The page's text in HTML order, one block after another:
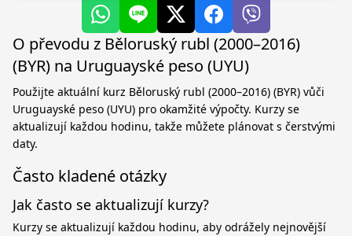
O převodu z Běloruský rubl (2000–2016)
(BYR) na Uruguayské peso (UYU)
Použijte aktuální kurz Běloruský rubl (2000–2016) (BYR) vůči
Uruguayské peso (UYU) pro okamžité výpočty. Kurzy se
aktualizují každou hodinu, takže můžete plánovat s čerstvými
daty.
Často kladené otázky
Jak často se aktualizují kurzy?
Kurzy se aktualizují každou hodinu, aby odrážely nejnovější